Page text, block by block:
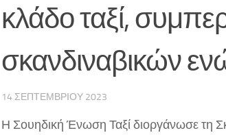
κλάδο ταξί,
σκανδιναβικών
14 ΣΕΠΤΕΜΒΡΊΟΥ 2023
Η Σουηδική Ένωση Ταξί διοργάνωσε τη